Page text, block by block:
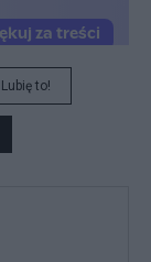
Lubię to!